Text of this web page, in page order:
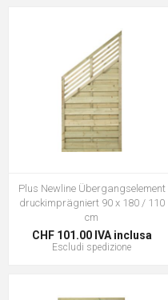
Plus Newline Übergangselement
druckimprägniert 90 x 180 / 110
cm
CHF 101.00 IVA inclusa
Escludi spedizione